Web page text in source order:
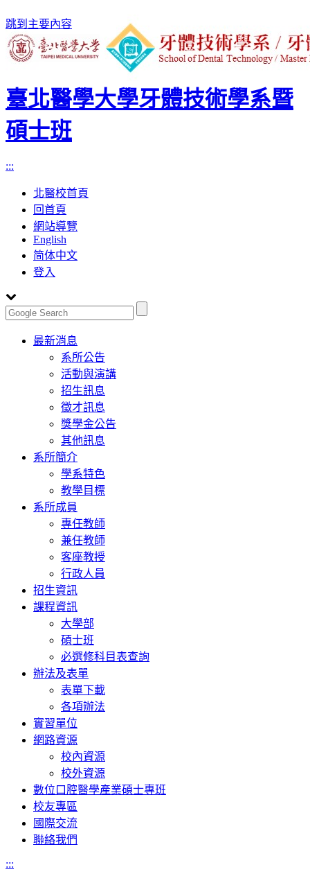
跳到主要內容
臺北醫學大學牙體技術學系暨
碩士班
:::
北醫校首頁
回首頁
網站導覽
English
简体中文
登入
Toggle
navigation
最新消息
系所公告
活動與演講
招生訊息
徵才訊息
獎學金公告
其他訊息
系所簡介
學系特色
教學目標
系所成員
專任教師
兼任教師
客座教授
行政人員
招生資訊
課程資訊
大學部
碩士班
必選修科目表查詢
辦法及表單
表單下載
各項辦法
實習單位
網路資源
校內資源
校外資源
數位口腔醫學產業碩士專班
校友專區
國際交流
聯絡我們
:::